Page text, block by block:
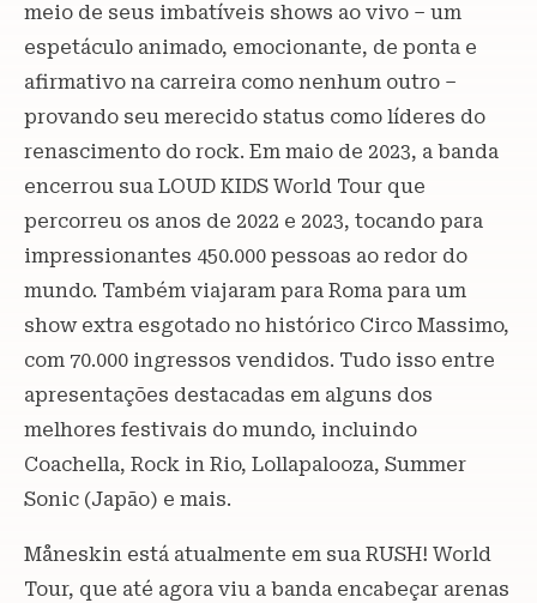
meio de seus imbatíveis shows ao vivo – um
espetáculo animado, emocionante, de ponta e
afirmativo na carreira como nenhum outro –
provando seu merecido status como líderes do
renascimento do rock. Em maio de 2023, a banda
encerrou sua LOUD KIDS World Tour que
percorreu os anos de 2022 e 2023, tocando para
impressionantes 450.000 pessoas ao redor do
mundo. Também viajaram para Roma para um
show extra esgotado no histórico Circo Massimo,
com 70.000 ingressos vendidos. Tudo isso entre
apresentações destacadas em alguns dos
melhores festivais do mundo, incluindo
Coachella, Rock in Rio, Lollapalooza, Summer
Sonic (Japão) e mais.
Måneskin está atualmente em sua RUSH! World
Tour, que até agora viu a banda encabeçar arenas